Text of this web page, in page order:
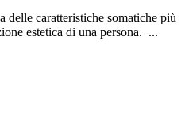
delle caratteristiche somatiche più
estetica di una persona. ...